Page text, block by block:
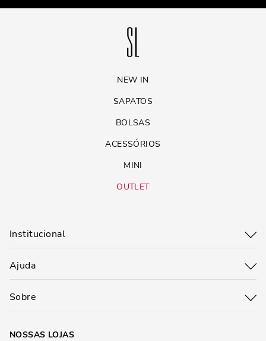
NEW IN
SAPATOS
BOLSAS
ACESSÓRIOS
MINI
OUTLET
Institucional
Ajuda
Sobre
NOSSAS LOJAS